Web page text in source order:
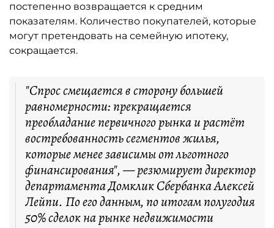
постепенно возвращается к средним
показателям. Количество покупателей, которые
могут претендовать на семейную ипотеку,
сокращается.
"Спрос смещается в сторону большей
равномерности: прекращается
преобладание первичного рынка и растёт
востребованность сегментов жилья,
которые менее зависимы от льготного
финансирования", — резюмирует директор
департамента Домклик Сбербанка Алексей
Лейпи. По его данным, по итогам полугодия
50% сделок на рынке недвижимости